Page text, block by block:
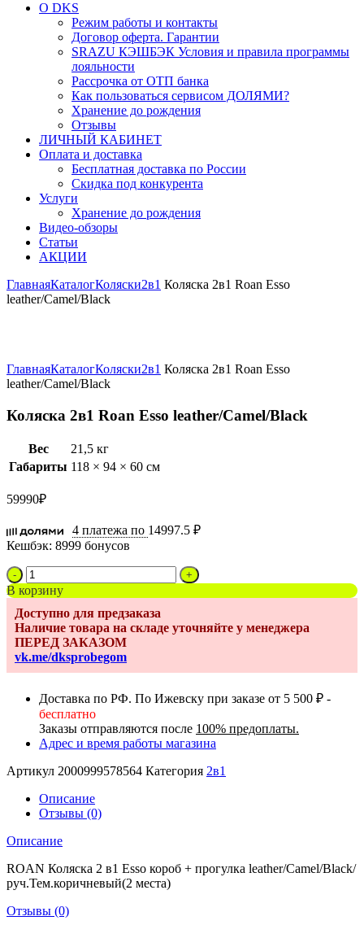
О DKS
Режим работы и контакты
Договор оферта. Гарантии
SRAZU КЭШБЭК Условия и правила программы
лояльности
Рассрочка от ОТП банка
Как пользоваться сервисом ДОЛЯМИ?
Хранение до рождения
Отзывы
ЛИЧНЫЙ КАБИНЕТ
Оплата и доставка
Бесплатная доставка по России
Скидка под конкурента
Услуги
Хранение до рождения
Видео-обзоры
Статьи
АКЦИИ
ГлавнаяКаталогКоляски2в1 Коляска 2в1 Roan Esso
leather/Camel/Black
ГлавнаяКаталогКоляски2в1 Коляска 2в1 Roan Esso
leather/Camel/Black
Коляска 2в1 Roan Esso leather/Camel/Black
Вес
21,5 кг
Габариты 118 × 94 × 60 см
59990₽
4 платежа по 14997.5 ₽
Кешбэк: 8999 бонусов
Количество
товара
Коляска
2в1
Roan
Esso
leather/Camel/Black
В корзину
Доступно для предзаказа
Наличие товара на складе уточняйте у менеджера
ПЕРЕД ЗАКАЗОМ
vk.me/dksprobegom
Доставка по РФ. По Ижевску при заказе от 5 500 ₽ -
бесплатно
Заказы отправляются после 100% предоплаты.
Адрес и время работы магазина
Артикул 2000999578564 Категория 2в1
Описание
Отзывы (0)
Описание
ROAN Коляска 2 в1 Esso короб + прогулка leather/Camel/Black/
руч.Тем.коричневый(2 места)
Отзывы (0)